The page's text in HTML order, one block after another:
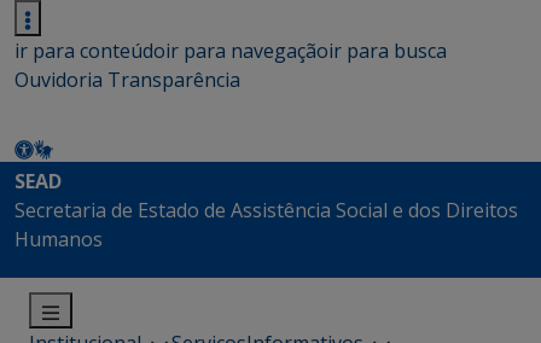
ir para conteúdoir para navegaçãoir para busca
Ouvidoria Transparência
SEAD
Secretaria de Estado de Assistência Social e dos Direitos
Humanos